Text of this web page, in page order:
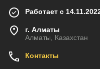
Работает с
г. Алматы
Алматы, Казахстан
Контакты